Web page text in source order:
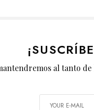
al tanto de